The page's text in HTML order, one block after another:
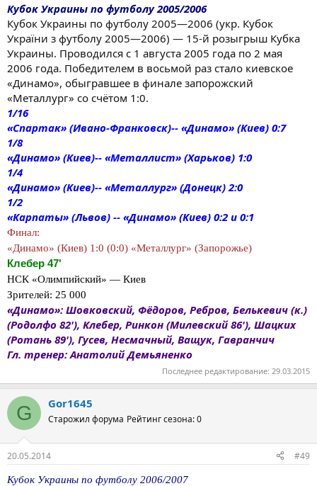
Кубок Украины по футболу 2005/2006
Кубок Украины по футболу 2005—2006 (укр. Кубок
України з футболу 2005—2006) — 15-й розыгрыш Кубка
Украины. Проводился с 1 августа 2005 года по 2 мая
2006 года. Победителем в восьмой раз стало киевское
«Динамо», обыгравшее в финале запорожский
«Металлург» со счётом 1:0.
1/16
«Спартак» (Ивано-Франковск)-- «Динамо» (Киев) 0:7
1/8
«Динамо» (Киев)-- «Металлист» (Харьков) 1:0
1/4
«Динамо» (Киев)-- «Металлург» (Донецк) 2:0
1/2
«Карпаты» (Львов) -- «Динамо» (Киев) 0:2 и 0:1
Финал:
«Динамо» (Киев) 1:0 (0:0) «Металлург» (Запорожье)
Клебер 47'
НСК «Олимпийский» — Киев
Зрителей: 25 000
«Динамо»: Шовковский, Фёдоров, Ребров, Белькевич (к.)
(Родолфо 82'), Клебер, Ринкон (Милевский 86'), Шацких
(Ротань 89'), Гусев, Несмачный, Ващук, Гавранчич
Гл. тренер: Анатолий Демьяненко
Последнее редактирование: 29.03.2015
G Gor1645
Старожил форума Рейтинг сезона: 0
20.05.2014 #49
Кубок Украины по футболу 2006/2007